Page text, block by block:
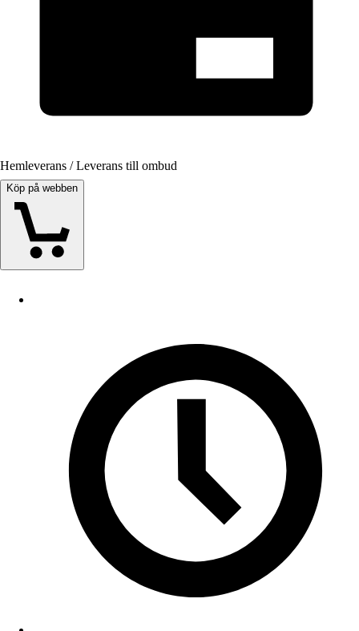
Hemleverans / Leverans till ombud
Köp på webben